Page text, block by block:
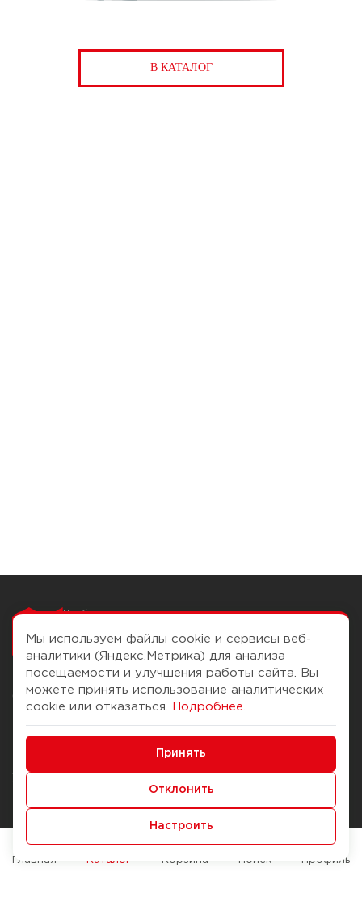
В КАТАЛОГ
Чтобы вам легко
О компании
История Компании
Журнал
Наши марки
Брендирование
Помощь
Доставка и оплата
Способы оплаты
Служба контроля качества
Мы используем файлы cookie и сервисы веб-
аналитики (Яндекс.Метрика) для анализа
посещаемости и улучшения работы сайта. Вы
можете принять использование аналитических
cookie или отказаться.
Подробнее
Принять
Отклонить
Настроить
Главная Каталог Корзина Поиск Профиль